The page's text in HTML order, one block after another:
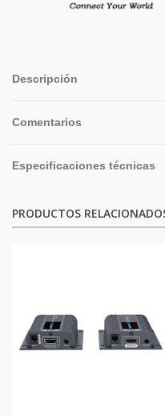
Descripción
Comentarios
Especificaciones técnicas
PRODUCTOS